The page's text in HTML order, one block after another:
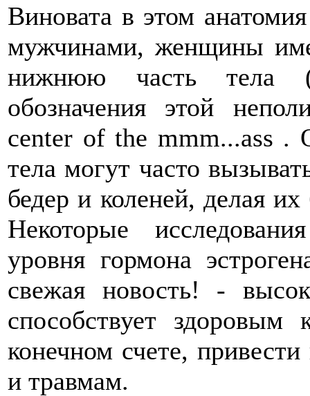
Виновата в этом
мужчинами, женщины
нижнюю часть тела
обозначения этой
center of the mmm...ass .
тела могут часто
бедер и коленей, делая
Некоторые
уровня гормона
свежая новость! -
способствует
конечном счете,
и травмам.